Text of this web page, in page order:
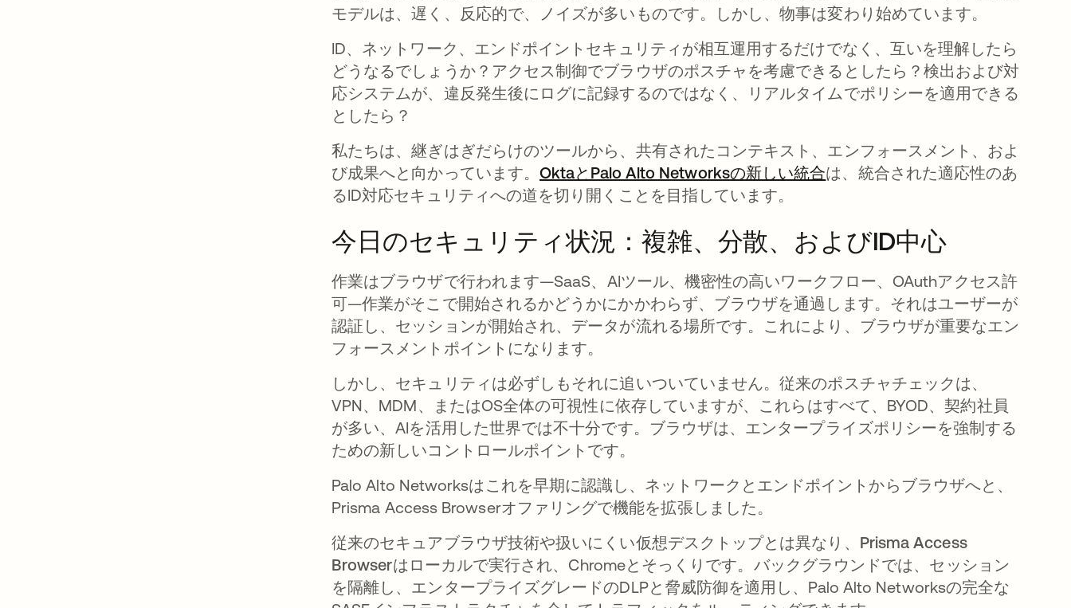
モデルは、遅く、反応的で、ノイズが多いものです。しかし、物事は変わり始めています。
ID、ネットワーク、エンドポイントセキュリティが相互運用するだけでなく、互いを理解したら
どうなるでしょうか？アクセス制御でブラウザのポスチャを考慮できるとしたら？検出および対
応システムが、違反発生後にログに記録するのではなく、リアルタイムでポリシーを適用できる
としたら？
私たちは、継ぎはぎだらけのツールから、共有されたコンテキスト、エンフォースメント、およ
び成果へと向かっています。OktaとPalo Alto Networksの新しい統合新しいタブで開く
は、統合された適応性のあ
るID対応セキュリティへの道を切り開くことを目指しています。
今日のセキュリティ状況：複雑、分散、およびID中心
作業はブラウザで行われます—SaaS、AIツール、機密性の高いワークフロー、OAuthアクセス許
可—作業がそこで開始されるかどうかにかかわらず、ブラウザを通過します。それはユーザーが
認証し、セッションが開始され、データが流れる場所です。これにより、ブラウザが重要なエン
フォースメントポイントになります。
しかし、セキュリティは必ずしもそれに追いついていません。従来のポスチャチェックは、
VPN、MDM、またはOS全体の可視性に依存していますが、これらはすべて、BYOD、契約社員
が多い、AIを活用した世界では不十分です。ブラウザは、エンタープライズポリシーを強制する
ための新しいコントロールポイントです。
Palo Alto Networksはこれを早期に認識し、ネットワークとエンドポイントからブラウザへと、
Prisma Access Browserオファリングで機能を拡張しました。
従来のセキュアブラウザ技術や扱いにくい仮想デスクトップとは異なり、 Prisma Access
Browserはローカルで実行され、Chromeとそっくりです。バックグラウンドでは、セッション
を隔離し、エンタープライズグレードのDLPと脅威防御を適用し、Palo Alto Networksの完全な